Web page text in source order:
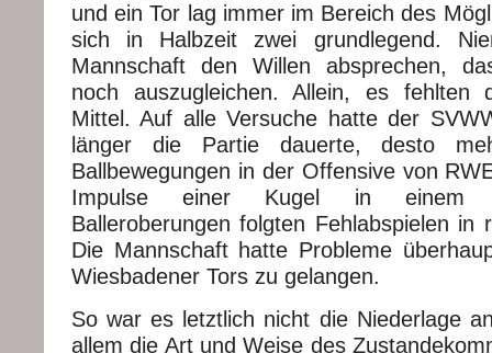
und ein Tor lag immer im Bereich des
sich in Halbzeit zwei grundlegend.
Mannschaft den Willen absprechen,
noch auszugleichen. Allein, es fehlten
Mittel. Auf alle Versuche hatte der
länger die Partie dauerte, desto
Ballbewegungen in der Offensive von
Impulse einer Kugel in einem
Balleroberungen folgten Fehlabspielen in
Die Mannschaft hatte Probleme
Wiesbadener Tors zu gelangen.
So war es letztlich nicht die Niederlage
allem die Art und Weise des